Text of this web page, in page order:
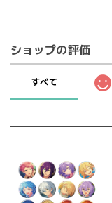
ショップの評価
すべて